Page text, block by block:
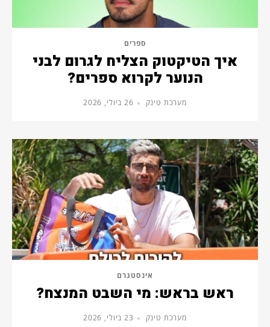
ספרים
איך הטיקטוק הצליח לגרום לבני
הנוער לקרוא ספרים?
מערכת טינק 26 ביולי, 2026
אינסטגרם
ראש בראש: מי השבט המנצח?
מערכת טינק 23 ביולי, 2026